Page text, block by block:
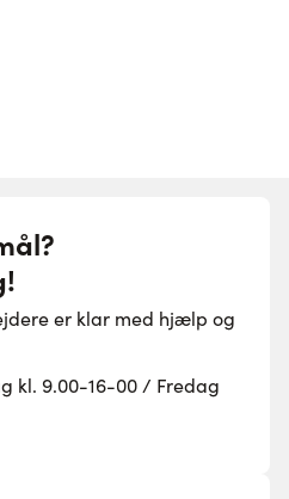
er klar med hjælp og
kl. 9.00-16-00 / Fredag